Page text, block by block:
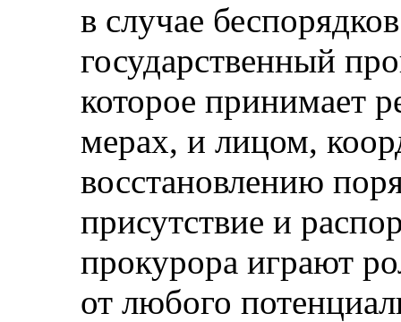
в случае
государственный
которое принимает
мерах, и лицом,
восстановлению
присутствие и
прокурора играют
от любого